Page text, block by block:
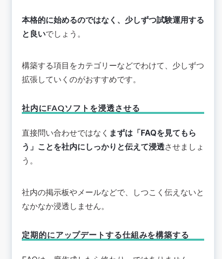
本格的に始めるのではなく、少しずつ試験運用する
と良いでしょう。
構築する項目をカテゴリーなどでわけて、少しずつ
拡張していくのがおすすめです。
社内にFAQソフトを浸透させる
直接問い合わせではなく まずは「FAQを見てもら
う」ことを社内にしっかりと伝えて浸透させましょ
う。
社内の掲示板やメールなどで、しつこく伝えないと
なかなか浸透しません。
定期的にアップデートする仕組みを構築する